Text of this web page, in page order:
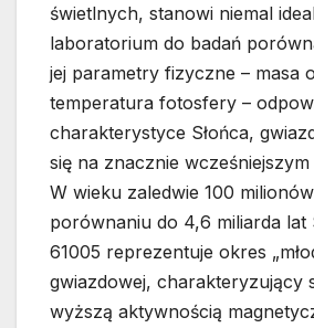
świetlnych, stanowi niemal
laboratorium do badań
jej parametry fizyczne – masa
temperatura fotosfery –
charakterystyce Słońca,
się na znacznie
W wieku zaledwie 100
porównaniu do 4,6 miliarda lat
61005 reprezentuje okres
gwiazdowej, charakteryzujący
wyższą aktywnością